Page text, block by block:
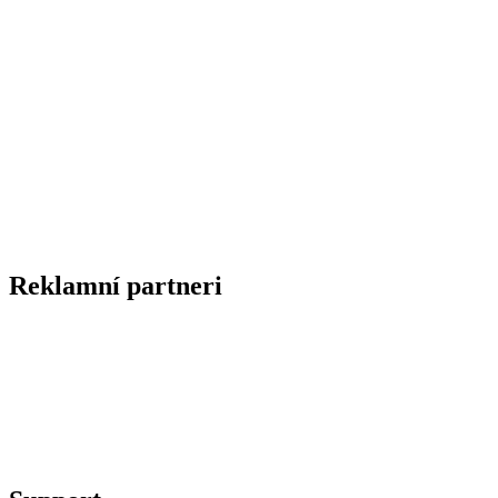
Reklamní partneri